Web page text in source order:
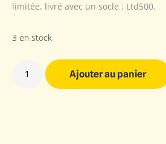
limitée, livré avec un socle : Ltd500.
3 en stock
Ajouter au panier